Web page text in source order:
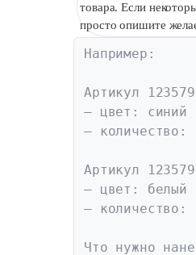
товара. Если
просто опишите